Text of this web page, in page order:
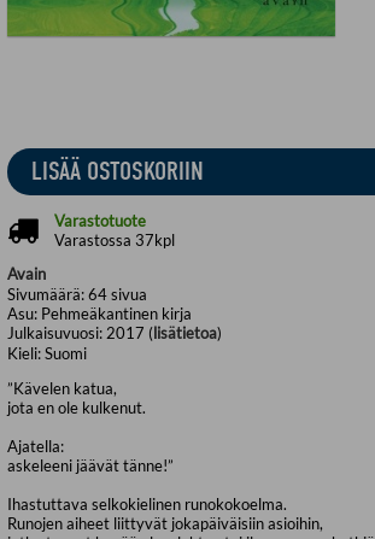
Avain
Sivumäärä:64sivua
Asu: Pehmeäkantinen kirja
Julkaisuvuosi:2017 (lisätietoa)
Kieli:Suomi
”Kävelen katua,
jota en ole kulkenut.
Ajatella:
askeleeni jäävät tänne!”
Ihastuttava selkokielinen runokokoelma.
Runojen aiheet liittyvät jokapäiväisiin asioihin,
LISÄÄ OSTOSKORIIN
Varastotuote
Varastossa 37kpl